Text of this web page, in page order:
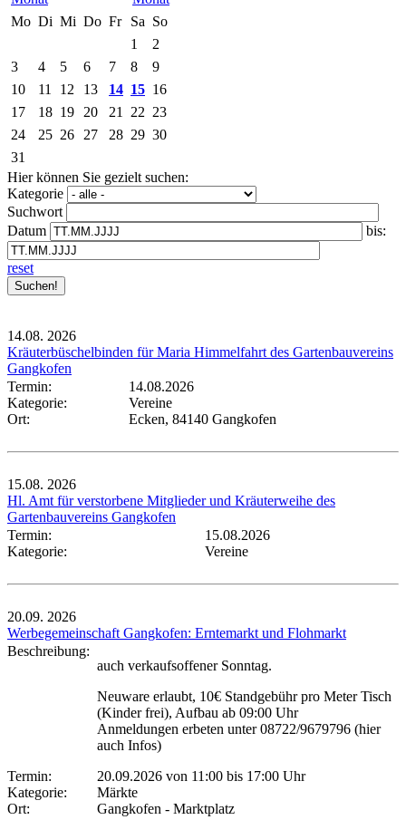
Mo Di Mi Do Fr Sa So
1
2
3
4 5 6 7 8
9
10
11 12 13 14 15 16
17
18 19 20 21 22 23
24
25 26 27 28 29 30
31
Hier können Sie gezielt suchen:
Kategorie
Suchwort
Datum
bis:
reset
14.08. 2026
Kräuterbüschelbinden für Maria Himmelfahrt des Gartenbauvereins
Gangkofen
Termin:
14.08.2026
Kategorie:
Vereine
Ort:
Ecken, 84140 Gangkofen
15.08. 2026
Hl. Amt für verstorbene Mitglieder und Kräuterweihe des
Gartenbauvereins Gangkofen
Termin:
15.08.2026
Kategorie:
Vereine
20.09. 2026
Werbegemeinschaft Gangkofen: Erntemarkt und Flohmarkt
Beschreibung:
auch verkaufsoffener Sonntag.
Neuware erlaubt, 10€ Standgebühr pro Meter Tisch
(Kinder frei), Aufbau ab 09:00 Uhr
Anmeldungen erbeten unter 08722/9679796 (hier
auch Infos)
Termin:
20.09.2026 von 11:00 bis 17:00 Uhr
Kategorie:
Märkte
Ort:
Gangkofen - Marktplatz